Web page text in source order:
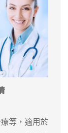
等，適用於